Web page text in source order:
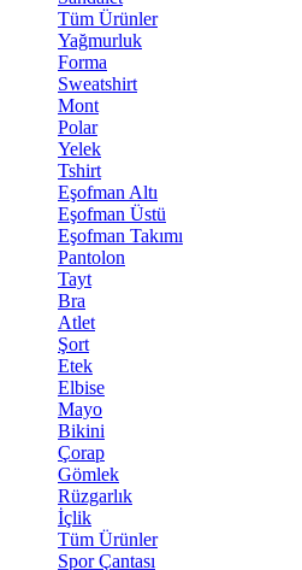
Tüm Ürünler
Yağmurluk
Forma
Sweatshirt
Mont
Polar
Yelek
Tshirt
Eşofman Altı
Eşofman Üstü
Eşofman Takımı
Pantolon
Tayt
Bra
Atlet
Şort
Etek
Elbise
Mayo
Bikini
Çorap
Gömlek
Rüzgarlık
İçlik
Tüm Ürünler
Spor Çantası